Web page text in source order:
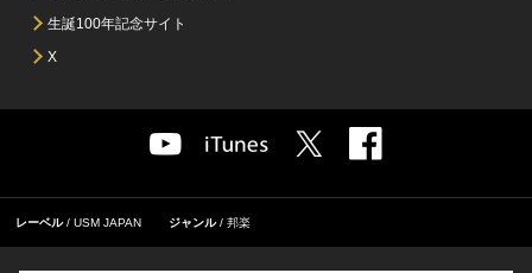
生誕100年記念サイト
X
レーベル USM JAPAN ジャンル 邦楽